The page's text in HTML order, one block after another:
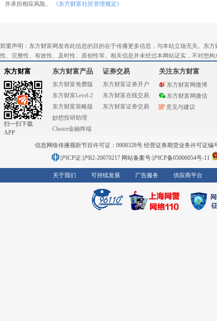
并承担相应风险。
《东方财富社区管理规定》
郑重声明：东方财富网发布此信息的目的在于传播更多信息，与本站立场无关。东
性、完整性、有效性、及时性、原创性等。相关信息并未经过本网站证实，不对您
东方财富
扫一扫下载
APP
东方财富产品
东方财富免费版
东方财富Level-2
东方财富策略版
妙想投研助理
Choice金融终端
证券交易
东方财富证券开户
东方财富在线交易
东方财富证券交易
关注东方财富
东方财富网微博
东方财富网微信
意见与建议
信息网络传播视听节目许可证：0908328号 经营证券期货业务许可证编
沪ICP证:沪B2-20070217 网站备案号:沪ICP备05006054号-11
关于我们 可持续发展 广告服务 供应商平台